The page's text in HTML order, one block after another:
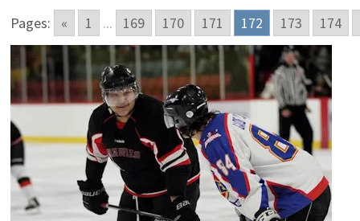
Pages: « 1 ... 169 170 171 172 173 174